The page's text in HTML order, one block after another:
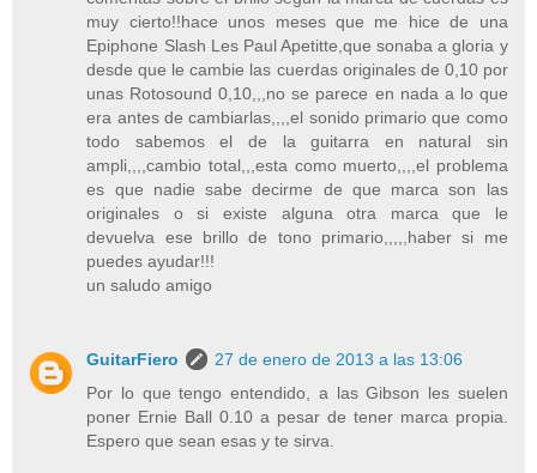
muy cierto!!hace unos meses que me hice de una
Epiphone Slash Les Paul Apetitte,que sonaba a gloria y
desde que le cambie las cuerdas originales de 0,10 por
unas Rotosound 0,10,,,no se parece en nada a lo que
era antes de cambiarlas,,,,el sonido primario que como
todo sabemos el de la guitarra en natural sin
ampli,,,,cambio total,,,esta como muerto,,,,el problema
es que nadie sabe decirme de que marca son las
originales o si existe alguna otra marca que le
devuelva ese brillo de tono primario,,,,,haber si me
puedes ayudar!!!
un saludo amigo
GuitarFiero
27 de enero de 2013 a las 13:06
Por lo que tengo entendido, a las Gibson les suelen
poner Ernie Ball 0.10 a pesar de tener marca propia.
Espero que sean esas y te sirva.